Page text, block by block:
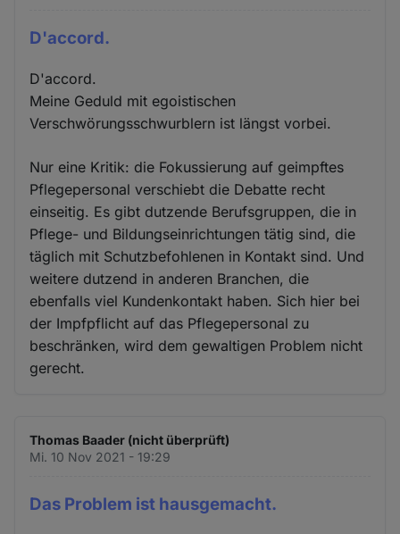
D'accord.
D'accord.
Meine Geduld mit egoistischen
Verschwörungsschwurblern ist längst vorbei.
Nur eine Kritik: die Fokussierung auf geimpftes
Pflegepersonal verschiebt die Debatte recht
einseitig. Es gibt dutzende Berufsgruppen, die in
Pflege- und Bildungseinrichtungen tätig sind, die
täglich mit Schutzbefohlenen in Kontakt sind. Und
weitere dutzend in anderen Branchen, die
ebenfalls viel Kundenkontakt haben. Sich hier bei
der Impfpflicht auf das Pflegepersonal zu
beschränken, wird dem gewaltigen Problem nicht
gerecht.
Thomas Baader (nicht überprüft)
Mi. 10 Nov 2021 - 19:29
Das Problem ist hausgemacht.